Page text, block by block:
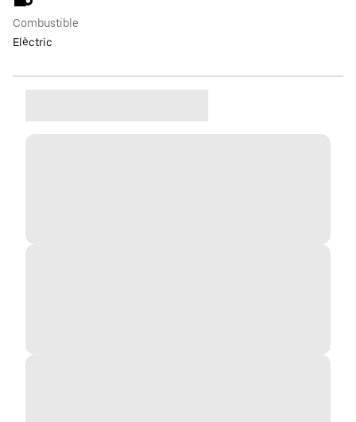
Combustible
Elèctric